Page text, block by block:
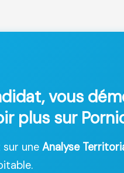
vous
plus sur
une Analyse